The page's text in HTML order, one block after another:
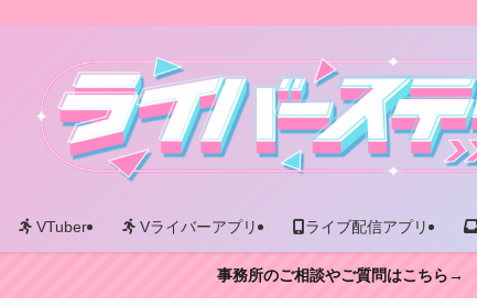
VTuber Vライバーアプリ ライブ配信アプリ
事務所のご相談やご質問はこちら→